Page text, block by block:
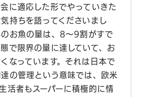
に適応した形でやっていきた
持ちを語ってくださいまし
お魚の量は、8～9割がすで
で限界の量に達していて、お
なっています。それは日本で
の管理という意味では、欧米
活者もスーパーに積極的に情